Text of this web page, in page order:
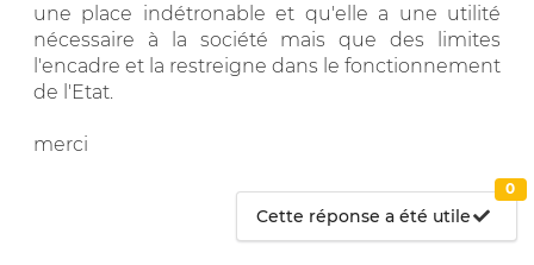
une place indétronable et qu'elle a une utilité
nécessaire à la société mais que des limites
l'encadre et la restreigne dans le fonctionnement
de l'Etat.
merci
Cette réponse a été utile
0